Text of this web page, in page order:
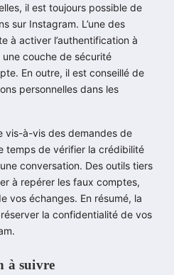
il est toujours possible de
sur Instagram. L’une des
à activer l’authentification à
couche de sécurité
En outre, il est conseillé de
personnelles dans les
vis-à-vis des demandes de
temps de vérifier la crédibilité
conversation. Des outils tiers
à repérer les faux comptes,
vos échanges. En résumé, la
la confidentialité de vos
à suivre